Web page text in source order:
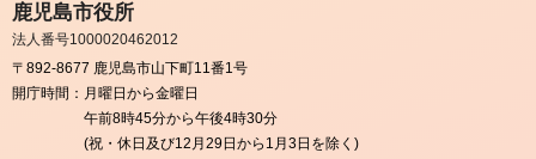
鹿児島市役所
法人番号1000020462012
〒892-8677 鹿児島市山下町11番1号
開庁時間： 月曜日から金曜日
午前8時45分から午後4時30分
(祝・休日及び12月29日から1月3日を除く)